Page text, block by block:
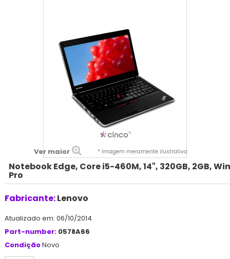
Ver maior * Imagem meramente ilustrativa
Notebook Edge, Core i5-460M, 14", 320GB, 2GB,
Pro
Fabricante:Lenovo
Atualizado em: 06/10/2014
Part-number: 0578A66
CondiçãoNovo